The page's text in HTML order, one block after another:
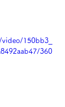
150bb3_
360